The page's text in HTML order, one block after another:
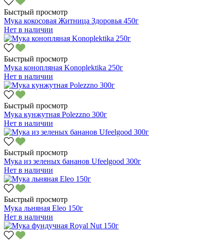
Быстрый просмотр
Мука кокосовая Житница Здоровья 450г
Нет в наличии
Быстрый просмотр
Мука конопляная Konoplektika 250г
Нет в наличии
Быстрый просмотр
Мука кунжутная Polezzno 300г
Нет в наличии
Быстрый просмотр
Мука из зеленых бананов Ufeelgood 300г
Нет в наличии
Быстрый просмотр
Мука льняная Eleo 150г
Нет в наличии